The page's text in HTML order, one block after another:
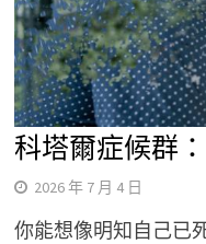
科塔爾症候群
2026 年 7 月 4 日
你能想像明知自己已